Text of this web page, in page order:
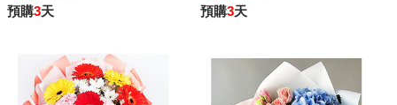
預購3天 預購3天